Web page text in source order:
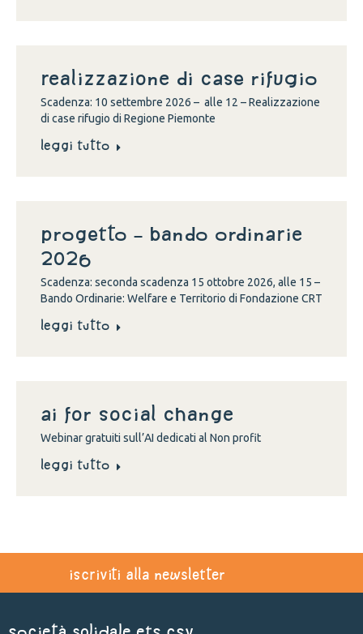
Realizzazione di case rifugio
Scadenza: 10 settembre 2026 – alle 12 – Realizzazione
di case rifugio di Regione Piemonte
Leggi tutto
Progetto – Bando Ordinarie
2026
Scadenza: seconda scadenza 15 ottobre 2026, alle 15 –
Bando Ordinarie: Welfare e Territorio di Fondazione CRT
Leggi tutto
Ai for social change
Webinar gratuiti sull’AI dedicati al Non profit
Leggi tutto
iscriviti alla newsletter